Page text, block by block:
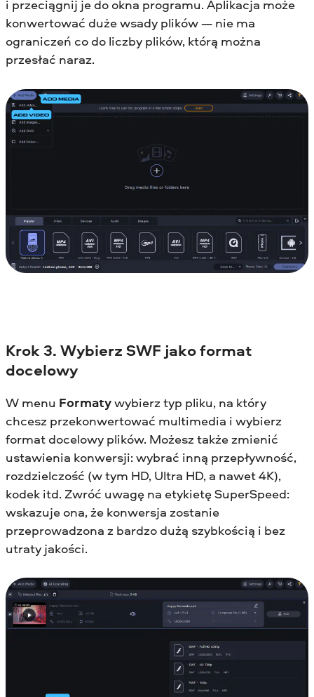
i przeciągnij je do okna programu. Aplikacja może
konwertować duże wsady plików — nie ma
ograniczeń co do liczby plików, którą można
przesłać naraz.
Krok 3. Wybierz SWF jako format
docelowy
W menu Formatywybierz typ pliku, na który
chcesz przekonwertować multimedia i wybierz
format docelowy plików. Możesz także zmienić
ustawienia konwersji: wybrać inną przepływność,
rozdzielczość (w tym HD, Ultra HD, a nawet 4K),
kodek itd. Zwróć uwagę na etykietę SuperSpeed:
wskazuje ona, że konwersja zostanie
przeprowadzona z bardzo dużą szybkością i bez
utraty jakości.